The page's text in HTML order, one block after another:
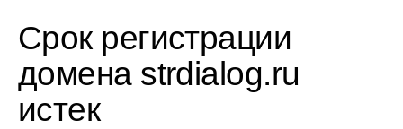
Срок регистрации
домена strdialog.ru
истек